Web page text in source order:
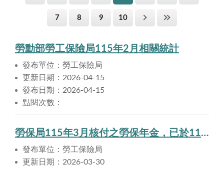
7 8 9 10
勞動部勞工保險局115年2月相關統計
發布單位：勞工保險局
更新日期：2026-04-15
發布日期：2026-04-15
點閱次數：
勞保局115年3月核付之勞保年金，已於115年3月30日匯入申請人帳戶。
發布單位：勞工保險局
更新日期：2026-03-30